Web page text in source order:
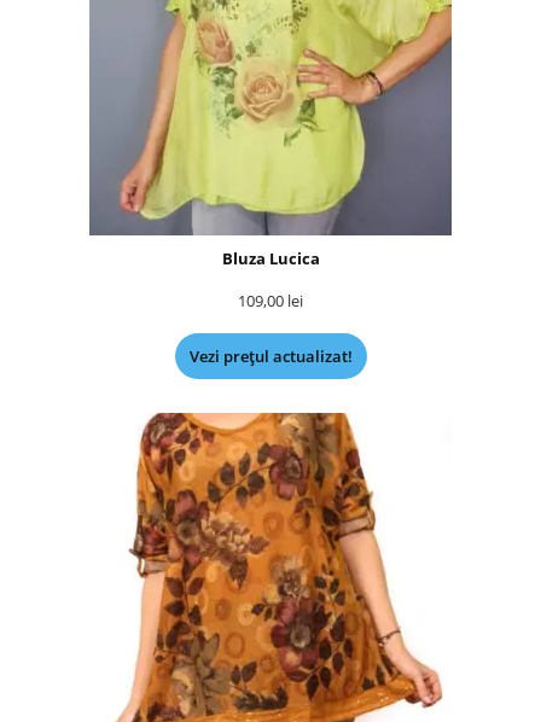
Bluza Lucica
109,00 lei
Vezi prețul actualizat!